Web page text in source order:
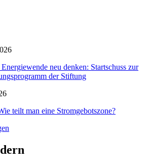
neu denken: Startschuss zur
der Stiftung
teilt man eine Stromgebotszone?